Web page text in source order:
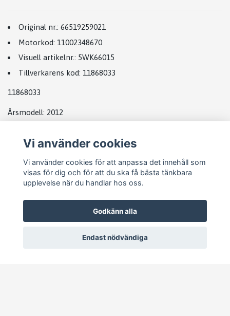
Original nr.: 66519259021
Motorkod: 11002348670
Visuell artikelnr.: 5WK66015
Tillverkarens kod: 11868033
11868033
Årsmodell: 2012
Vi använder cookies
Vi använder cookies för att anpassa det innehåll som
visas för dig och för att du ska få bästa tänkbara
upplevelse när du handlar hos oss.
Godkänn alla
Endast nödvändiga